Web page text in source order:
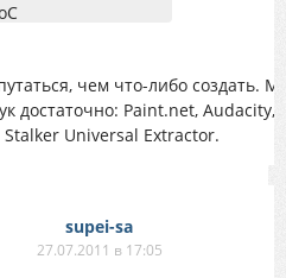
rus lite
2010 v2
SoC
packing tool
to CS-CoP
чем что-либо создать.
достаточно: Paint.net, Audacity,
Universal Extractor.
supei-sa
27.07.2011 в 17:05